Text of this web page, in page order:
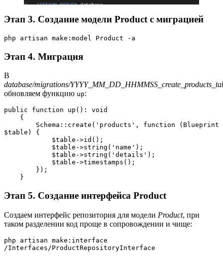
Этап 3. Создание модели Product с миграцией
php artisan make:model Product -a
Этап 4. Миграция
В
database/migrations/
обновляем функцию up:
public function up(): void
    {
$table) {
            $table->id();
            $table->string('name');
            $table->string('details');
            $table->timestamps();
        });
    }
Этап 5. Создание интерфейса Product
Создаем интерфейс репозитория для модели Product, при
таком разделении код проще в сопровождении и чище:
php artisan make:interface
/Interfaces/ProductRepositoryInterface